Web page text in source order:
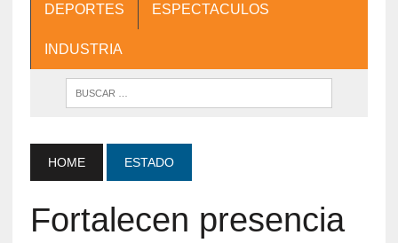
DEPORTES ESPECTACULOS
INDUSTRIA
HOME ESTADO
Fortalecen presencia